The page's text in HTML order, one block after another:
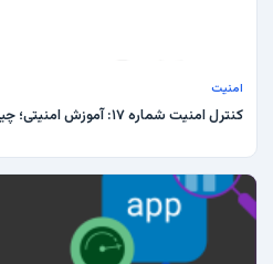
امنیت
کنترل امنیت شماره ۱۷: آموزش امنیتی؛ چیزی که ابزار جای آن را نمی‌گیرد